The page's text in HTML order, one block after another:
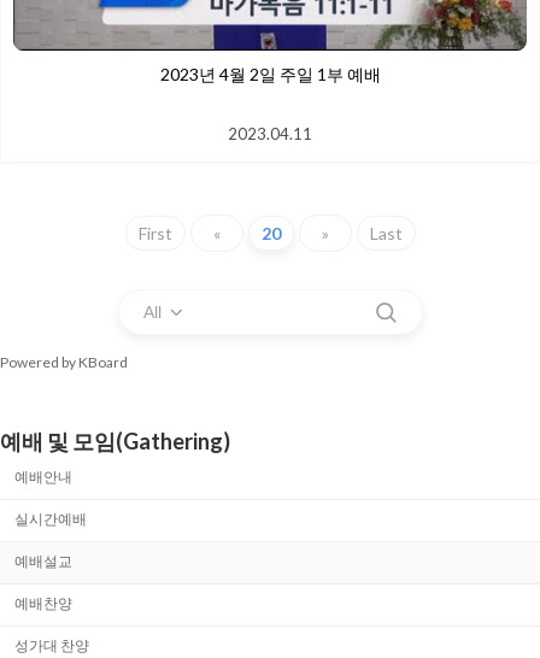
2023년 4월 2일 주일 1부 예배
2023.04.11
First « 20 » Last
All
Powered by KBoard
예배 및 모임(Gathering)
예배안내
실시간예배
예배설교
예배찬양
성가대 찬양